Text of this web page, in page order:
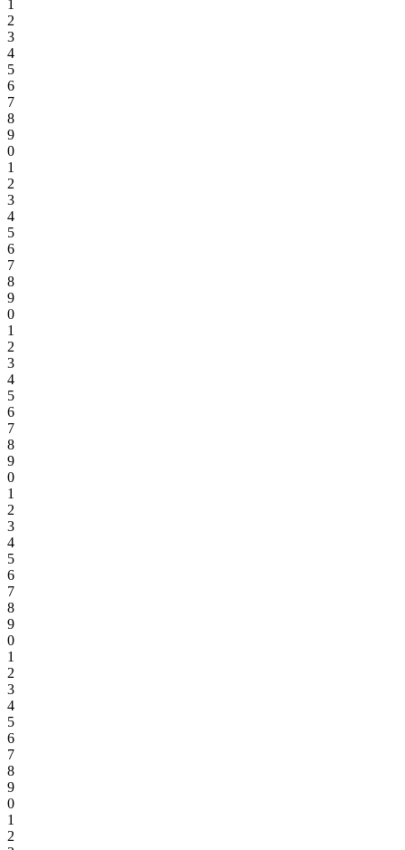
1
2
3
4
5
6
7
8
9
0
1
2
3
4
5
6
7
8
9
0
1
2
3
4
5
6
7
8
9
0
1
2
3
4
5
6
7
8
9
0
1
2
3
4
5
6
7
8
9
0
1
2